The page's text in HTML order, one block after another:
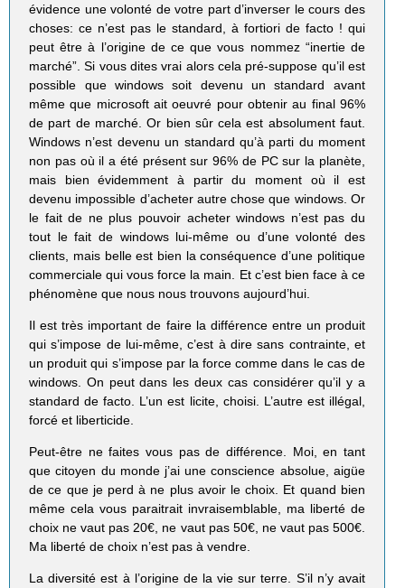
évidence une volonté de votre part d’inverser le cours des
choses: ce n’est pas le standard, à fortiori de facto ! qui
peut être à l’origine de ce que vous nommez “inertie de
marché”. Si vous dites vrai alors cela pré-suppose qu’il est
possible que windows soit devenu un standard avant
même que microsoft ait oeuvré pour obtenir au final 96%
de part de marché. Or bien sûr cela est absolument faut.
Windows n’est devenu un standard qu’à parti du moment
non pas où il a été présent sur 96% de PC sur la planète,
mais bien évidemment à partir du moment où il est
devenu impossible d’acheter autre chose que windows. Or
le fait de ne plus pouvoir acheter windows n’est pas du
tout le fait de windows lui-même ou d’une volonté des
clients, mais belle est bien la conséquence d’une politique
commerciale qui vous force la main. Et c’est bien face à ce
phénomène que nous nous trouvons aujourd’hui.
Il est très important de faire la différence entre un produit
qui s’impose de lui-même, c’est à dire sans contrainte, et
un produit qui s’impose par la force comme dans le cas de
windows. On peut dans les deux cas considérer qu’il y a
standard de facto. L’un est licite, choisi. L’autre est illégal,
forcé et liberticide.
Peut-être ne faites vous pas de différence. Moi, en tant
que citoyen du monde j’ai une conscience absolue, aigüe
de ce que je perd à ne plus avoir le choix. Et quand bien
même cela vous paraitrait invraisemblable, ma liberté de
choix ne vaut pas 20€, ne vaut pas 50€, ne vaut pas 500€.
Ma liberté de choix n’est pas à vendre.
La diversité est à l’origine de la vie sur terre. S’il n’y avait